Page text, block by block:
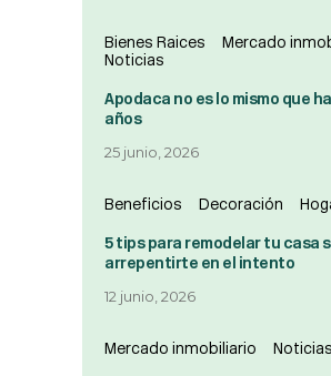
Bienes Raices
Mercado
Noticias
Apodaca no es lo mismo que
años
25 junio, 2026
Beneficios Decoración
5 tips para remodelar tu casa
arrepentirte en el intento
12 junio, 2026
Mercado inmobiliario Noticias